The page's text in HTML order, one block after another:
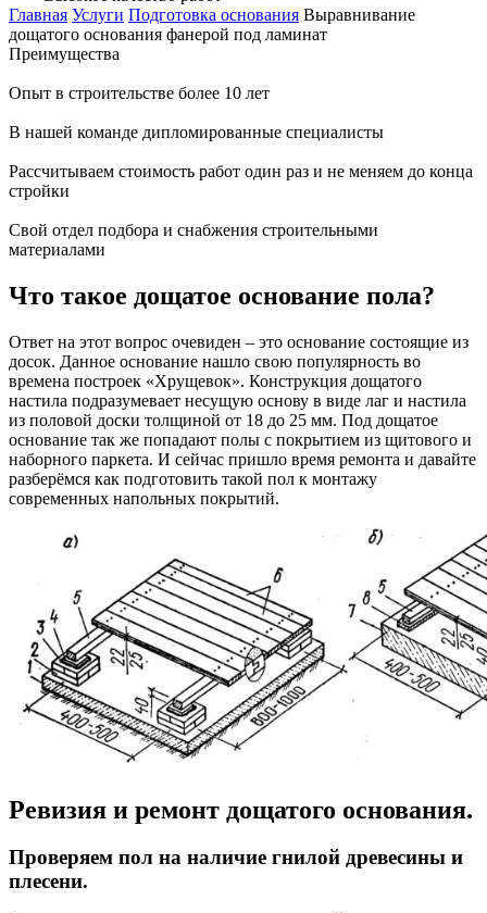
Главная Услуги Подготовка основания Выравнивание
дощатого основания фанерой под ламинат
Преимущества
Опыт в строительстве более 10 лет
В нашей команде дипломированные специалисты
Расcчитываем стоимость работ один раз и не меняем до конца
стройки
Свой отдел подбора и снабжения строительными
материалами
Что такое дощатое основание пола?
Ответ на этот вопрос очевиден – это основание состоящие из
досок. Данное основание нашло свою популярность во
времена построек «Хрущевок». Конструкция дощатого
настила подразумевает несущую основу в виде лаг и настила
из половой доски толщиной от 18 до 25 мм. Под дощатое
основание так же попадают полы с покрытием из щитового и
наборного паркета. И сейчас пришло время ремонта и давайте
разберёмся как подготовить такой пол к монтажу
современных напольных покрытий.
Ревизия и ремонт дощатого основания.
Проверяем пол на наличие гнилой древесины и
плесени.